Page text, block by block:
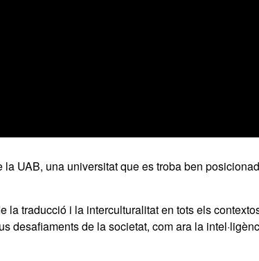
la UAB, una universitat que es troba ben
la traducció i la interculturalitat en tots els
desafiaments de la societat, com ara la